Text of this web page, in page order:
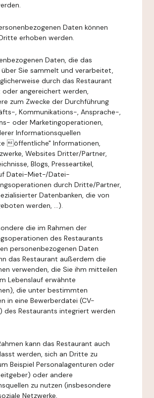
Daten können
erhoben werden.
Daten, die das
Sie sammelt und verarbeitet,
durch das Restaurant
angereichert werden,
zum Zwecke der Durchführung
, Kommunikations-, Ansprache-,
oder Marketingoperationen,
Informationsquellen
öffentliche" Informationen,
Websites Dritter/Partner,
Blogs, Presseartikel,
Datei-Miet-/Datei-
durch Dritte/Partner,
Datenbanken, die von
werden, ...).
die im Rahmen der
des Restaurants
personenbezogenen Daten
das Restaurant außerdem die
verwenden, die Sie ihm mitteilen
Lebenslauf erwähnte
die unter bestimmten
in eine Bewerberdatei (CV-
des Restaurants integriert werden
kann das Restaurant auch
werden, sich an Dritte zu
Beispiel Personalagenturen oder
oder andere
zu nutzen (insbesondere
Netzwerke,